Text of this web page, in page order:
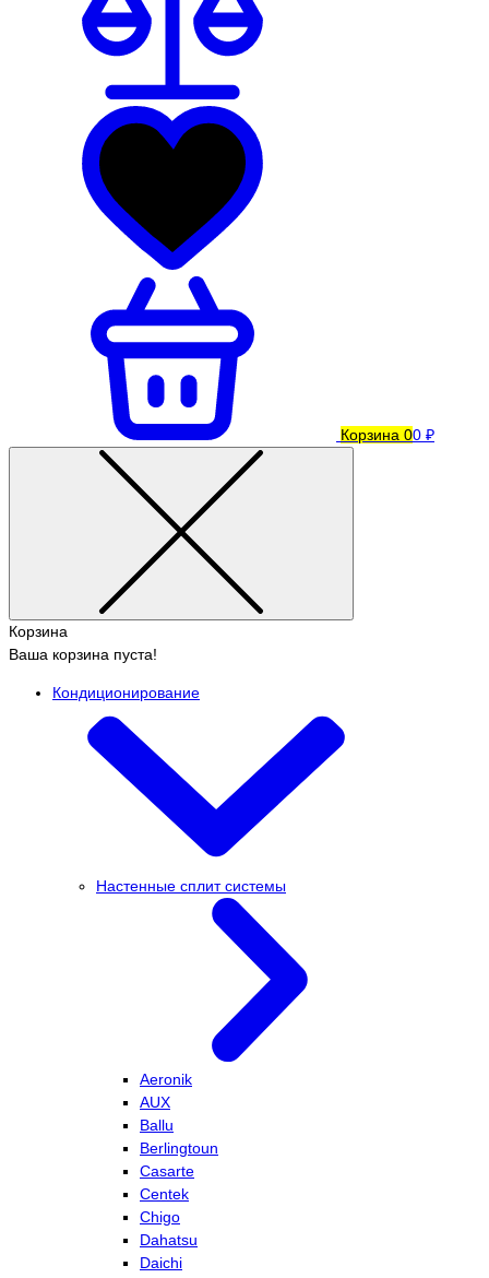
Корзина 00 ₽
Корзина
Ваша корзина пуста!
Кондиционирование
Настенные сплит системы
Aeronik
AUX
Ballu
Berlingtoun
Casarte
Centek
Chigo
Dahatsu
Daichi